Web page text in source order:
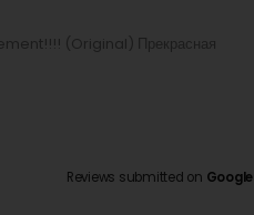
(Original) Прекрасная
Reviews submitted on Google